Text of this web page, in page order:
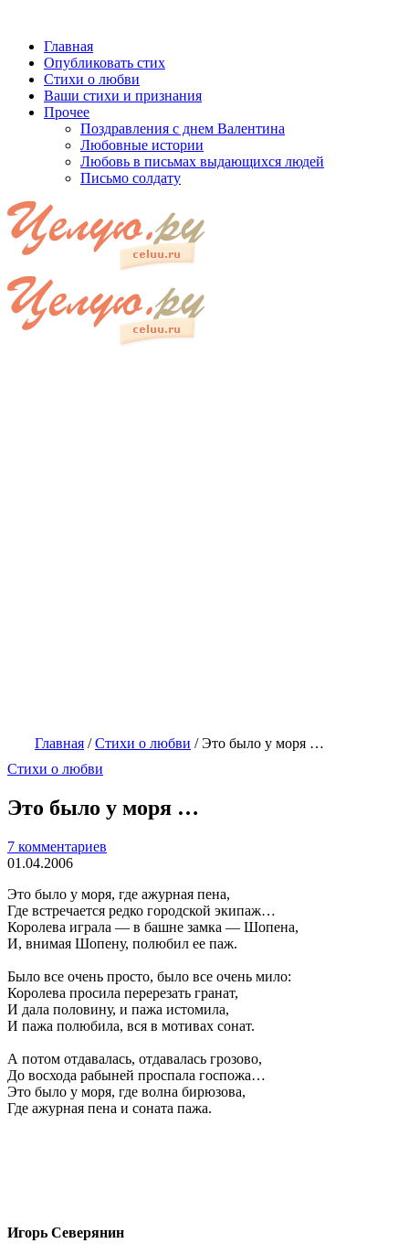
Главная
Опубликовать стих
Стихи о любви
Ваши стихи и признания
Прочее
Поздравления с днем Валентина
Любовные истории
Любовь в письмах выдающихся людей
Письмо солдату
Главная /Стихи о любви /Это было у моря …
Стихи о любви
Это было у моря …
7 комментариев
01.04.2006
Это было у моря, где ажурная пена,
Где встречается редко городской экипаж…
Королева играла — в башне замка — Шопена,
И, внимая Шопену, полюбил ее паж.
Было все очень просто, было все очень мило:
Королева просила перерезать гранат,
И дала половину, и пажа истомила,
И пажа полюбила, вся в мотивах сонат.
А потом отдавалась, отдавалась грозово,
До восхода рабыней проспала госпожа…
Это было у моря, где волна бирюзова,
Где ажурная пена и соната пажа.
Игорь Северянин